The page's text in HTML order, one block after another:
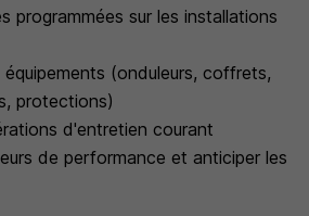
programmées sur les installations
(onduleurs, coffrets,
protections)
d'entretien courant
de performance et anticiper les